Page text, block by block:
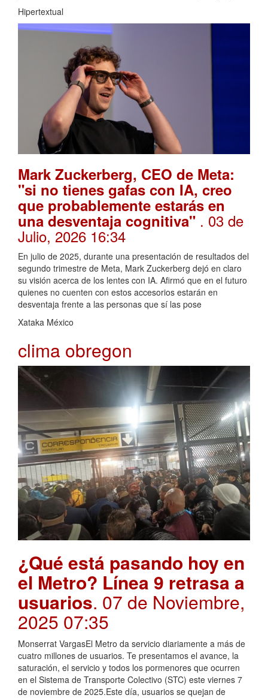
Hipertextual
Mark Zuckerberg, CEO de Meta:
"si no tienes gafas con IA, creo
que probablemente estarás en
una desventaja cognitiva" . 03 de
Julio, 2026 16:34
En julio de 2025, durante una presentación de resultados del
segundo trimestre de Meta, Mark Zuckerberg dejó en claro
su visión acerca de los lentes con IA. Afirmó que en el futuro
quienes no cuenten con estos accesorios estarán en
desventaja frente a las personas que sí las pose
Xataka México
clima obregon
¿Qué está pasando hoy en
el Metro? Línea 9 retrasa a
usuarios. 07 de Noviembre,
2025 07:35
Monserrat VargasEl Metro da servicio diariamente a más de
cuatro millones de usuarios. Te presentamos el avance, la
saturación, el servicio y todos los pormenores que ocurren
en el Sistema de Transporte Colectivo (STC) este viernes 7
de noviembre de 2025.Este día, usuarios se quejan de